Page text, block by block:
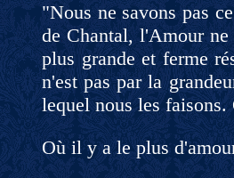
"Nous ne savons pas
de Chantal, l'Amour ne
plus grande et ferme
n'est pas par la
lequel nous les
Où il y a le plus